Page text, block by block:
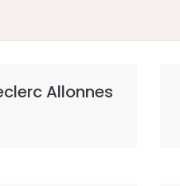
Allonnes